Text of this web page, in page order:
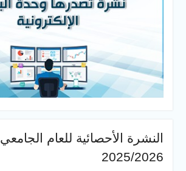
النشرة الأحصائية للعام الجامعي
2025/2026